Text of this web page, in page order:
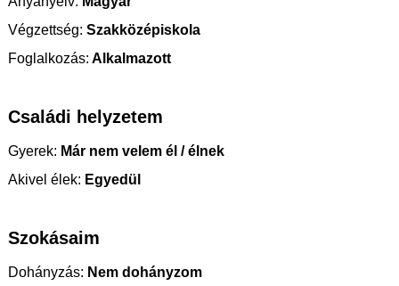
Végzettség: Szakközépiskola
Foglalkozás: Alkalmazott
Családi helyzetem
Gyerek: Már nem velem él / élnek
Akivel élek: Egyedül
Szokásaim
Dohányzás: Nem dohányzom